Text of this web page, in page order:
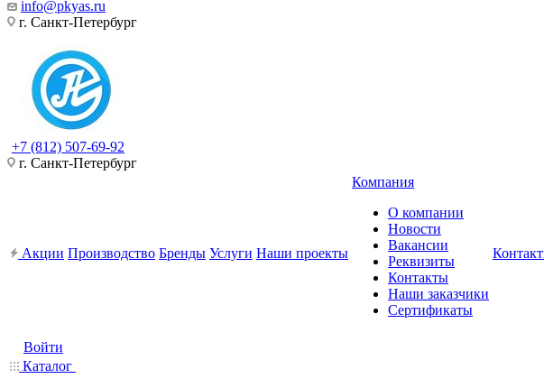
info@pkyas.ru
г. Санкт-Петербург
+7 (812) 507-69-92
г. Санкт-Петербург
Акции Производство Бренды Услуги Наши проекты
Компания
О компании
Новости
Вакансии
Реквизиты
Контакты
Наши заказчики
Сертификаты
Войти
Каталог